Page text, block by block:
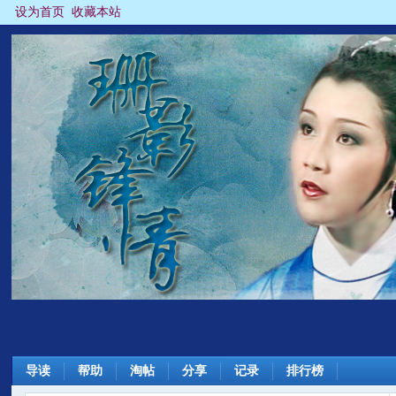
设为首页 收藏本站
导读 帮助 淘帖 分享 记录 排行榜